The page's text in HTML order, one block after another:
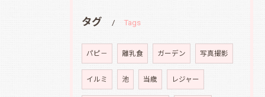
タグ Tags
パピ－ 離乳食 ガーデン 写真撮影
イルミ 池 当歳 レジャー